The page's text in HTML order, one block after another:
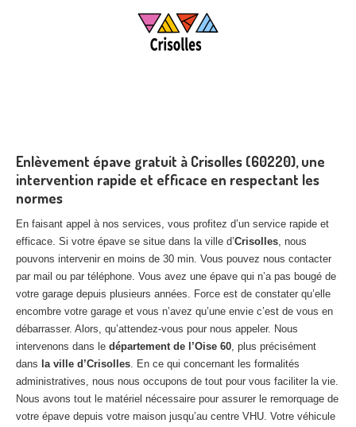
Enlèvement épave gratuit à Crisolles (60220), une
intervention rapide et efficace en respectant les
normes
En faisant appel à nos services, vous profitez d’un service rapide et
efficace. Si votre épave se situe dans la ville d’Crisolles, nous
pouvons intervenir en moins de 30 min. Vous pouvez nous contacter
par mail ou par téléphone. Vous avez une épave qui n’a pas bougé de
votre garage depuis plusieurs années. Force est de constater qu’elle
encombre votre garage et vous n’avez qu’une envie c’est de vous en
débarrasser. Alors, qu’attendez-vous pour nous appeler. Nous
intervenons dans le département de l’Oise 60, plus précisément
dans la ville d’Crisolles. En ce qui concernant les formalités
administratives, nous nous occupons de tout pour vous faciliter la vie.
Nous avons tout le matériel nécessaire pour assurer le remorquage de
votre épave depuis votre maison jusqu’au centre VHU. Votre véhicule